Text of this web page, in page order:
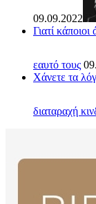
09.09.2022
Γιατί
εαυτό τους
Χάνετε τα
διαταραχή